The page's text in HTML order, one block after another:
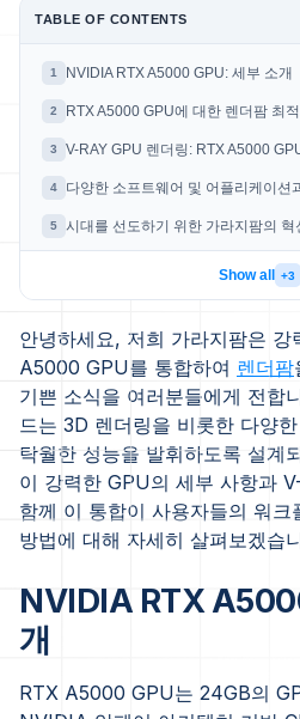
안녕하세요, 저희 가라지팜은
A5000 GPU를 통합하여 렌더팜
기쁜 소식을 여러분들에게 전합
드는 3D 렌더링을 비롯한 다양
탁월한 성능을 발휘하도록 설계
이 강력한 GPU의 세부 사항과
함께 이 통합이 사용자들의 워
방법에 대해 자세히 살펴보겠습
NVIDIA RTX
개
RTX A5000 GPU는 24GB의
TABLE OF CONTENTS
1 NVIDIA RTX A5000 GPU: 세부 소개
2 RTX A5000 GPU에 대한 렌더팜 최
3 V-RAY GPU 렌더링: RTX A5000
4 다양한 소프트웨어 및 어플리케이션
5 시대를 선도하기 위한 가라지팜의 혁
Show all +3